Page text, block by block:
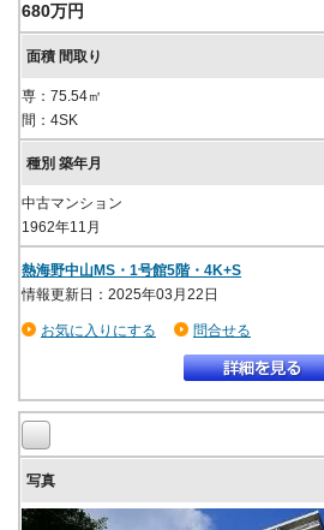
680万円
専：75.54㎡
間：4SK
中古マンション
1962年11月
熱海野中山MS・1号館5階・4K+S
情報更新日：2025年03月22日
お気に入りにする 問合せる